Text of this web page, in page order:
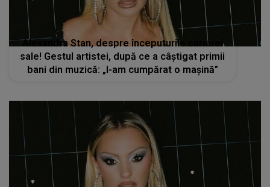
Alexandra Stan, despre începuturile carierei
sale! Gestul artistei, după ce a câștigat primii
bani din muzică: „I-am cumpărat o mașină”